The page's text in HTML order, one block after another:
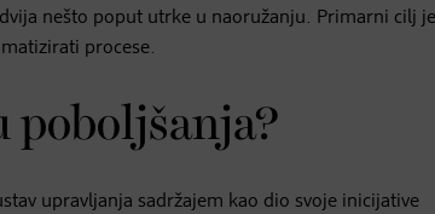
nešto poput utrke u naoružanju. Primarni cilj je
procese.
upravljanja sadržajem kao dio svoje inicijative